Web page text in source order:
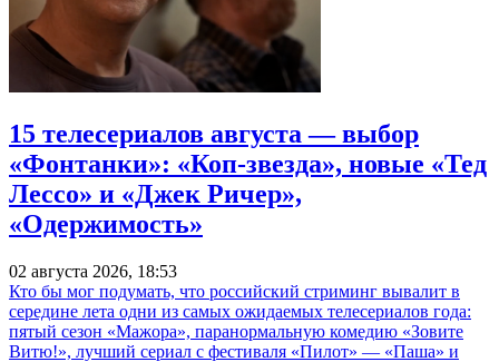
15 телесериалов августа — выбор
«Фонтанки»: «Коп-звезда», новые «Тед
Лессо» и «Джек Ричер»,
«Одержимость»
02 августа 2026, 18:53
Кто бы мог подумать, что российский стриминг вывалит в
середине лета одни из самых ожидаемых телесериалов года:
пятый сезон «Мажора», паранормальную комедию «Зовите
Витю!», лучший сериал с фестиваля «Пилот» — «Паша» и